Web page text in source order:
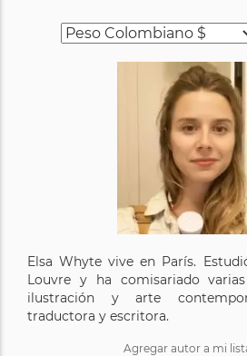
Elsa Whyte vive en París.
Louvre y ha comisariado
ilustración y arte
traductora y escritora.
Agregar autor a mi